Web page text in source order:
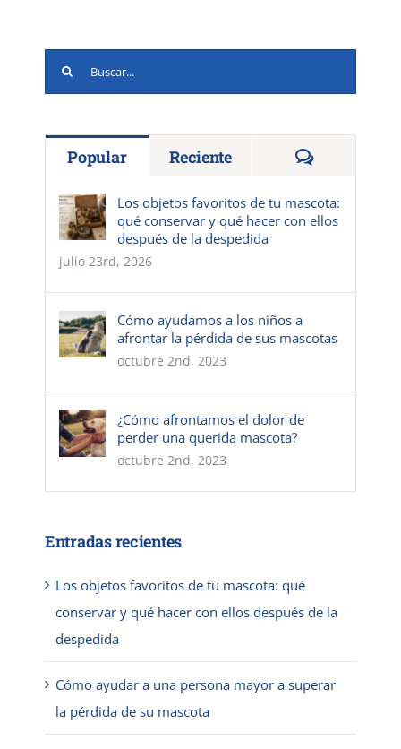
Buscar:
Popular Reciente
Los objetos favoritos de tu mascota:
qué conservar y qué hacer con ellos
después de la despedida
julio 23rd, 2026
Cómo ayudamos a los niños a
afrontar la pérdida de sus mascotas
octubre 2nd, 2023
¿Cómo afrontamos el dolor de
perder una querida mascota?
octubre 2nd, 2023
Entradas recientes
Los objetos favoritos de tu mascota: qué
conservar y qué hacer con ellos después de la
despedida
Cómo ayudar a una persona mayor a superar
la pérdida de su mascota